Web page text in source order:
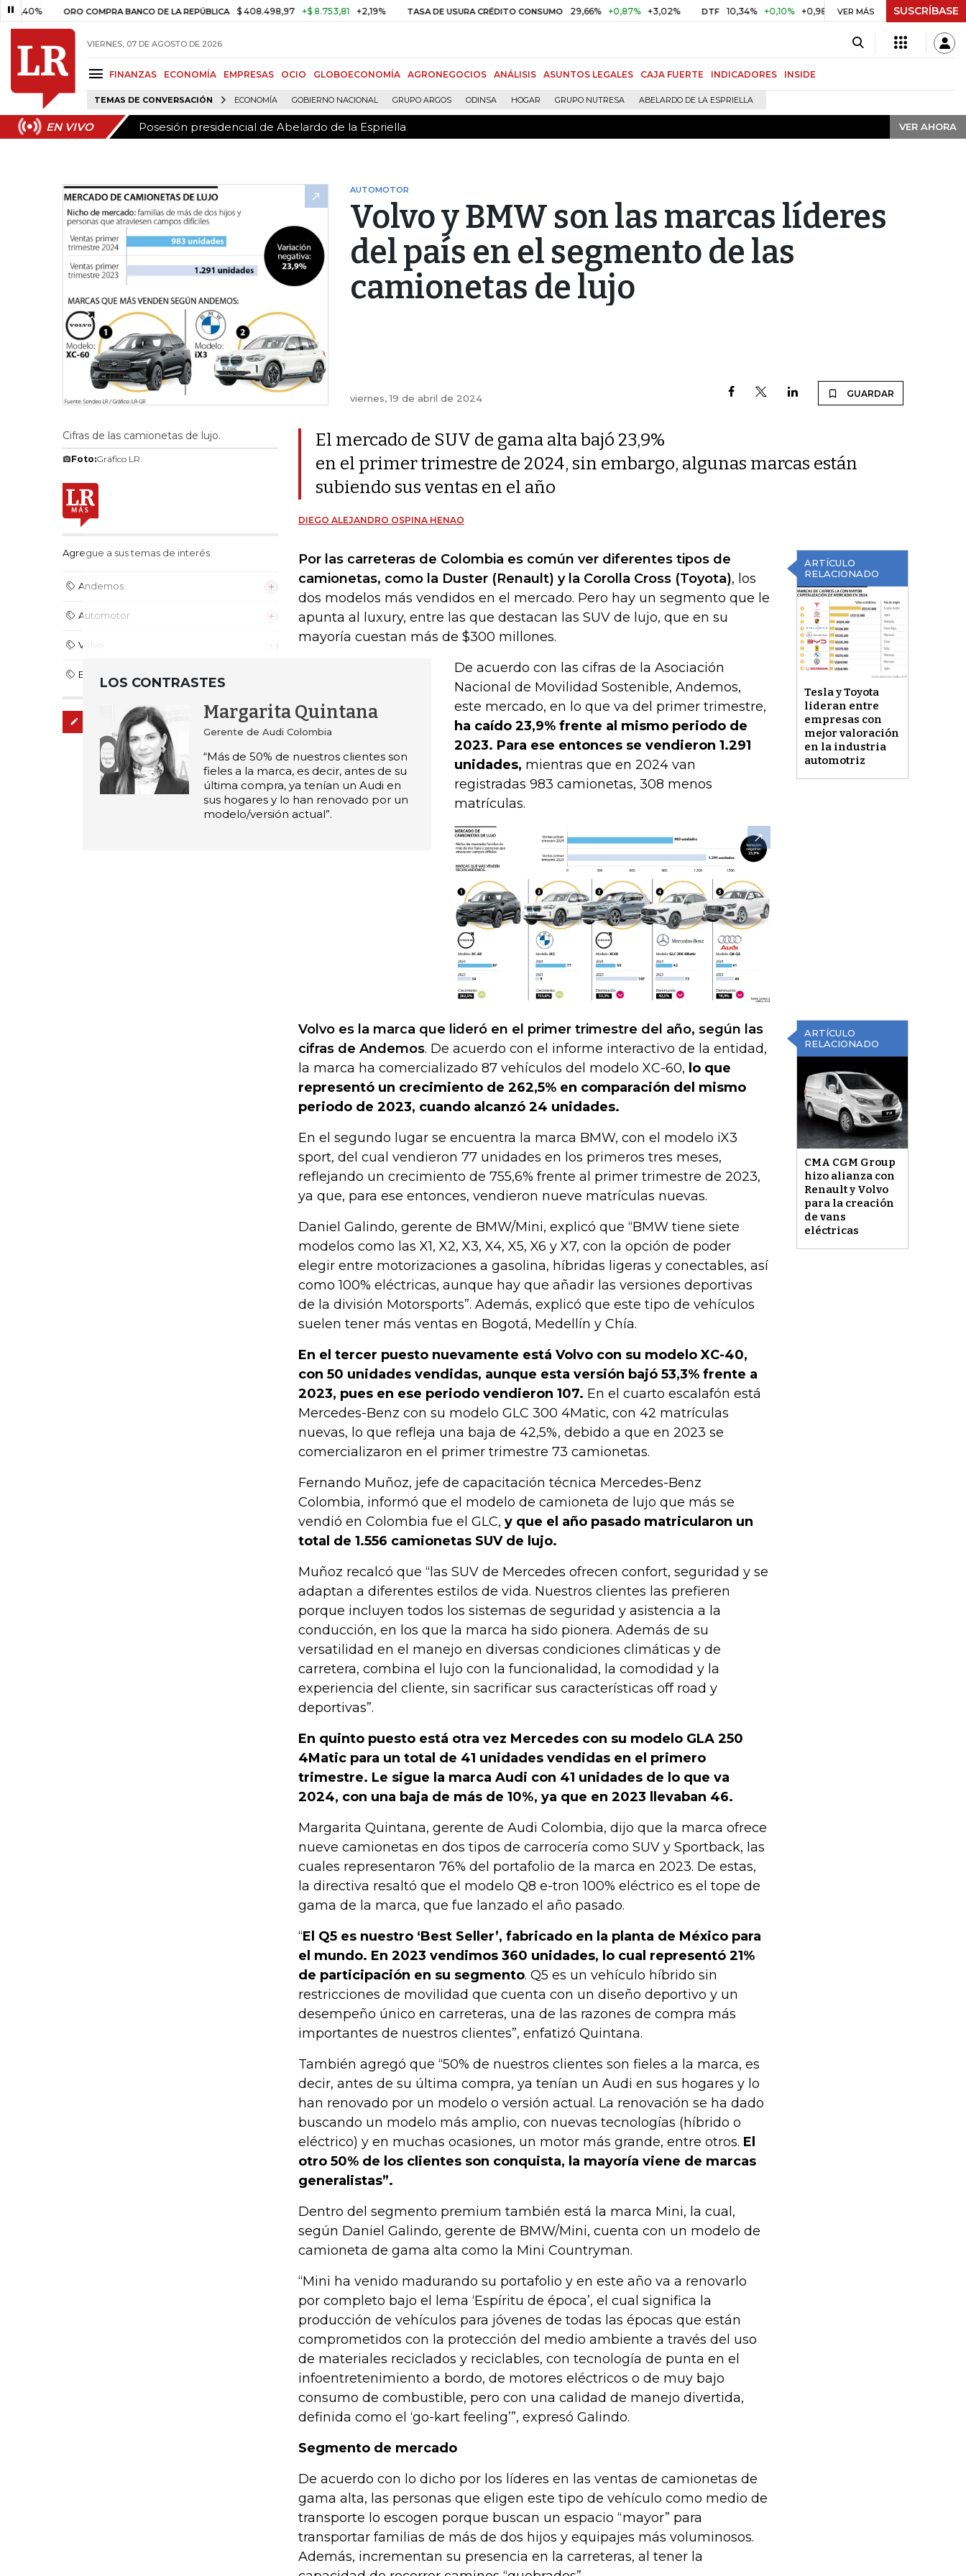
ORO COMPRA BANCO DE LA REPÚBLICA $ 408.498,97 +$ 8.753,81 +2,19% TASA DE USURA CRÉDITO CONSUMO 29,66% +0,87% +3,02% DTF 10,34% +0,10% +0,98% UVR $ 416,91 +$ 0,05 +0,01%
VER MÁS SUSCRÍBASE
VIERNES, 07 DE AGOSTO DE 2026
FINANZAS ECONOMÍA EMPRESAS OCIO GLOBOECONOMÍA AGRONEGOCIOS ANÁLISIS ASUNTOS LEGALES CAJA FUERTE INDICADORES INSIDE
TEMAS DE CONVERSACIÓN ECONOMÍA GOBIERNO NACIONAL GRUPO ARGOS ODINSA HOGAR GRUPO NUTRESA ABELARDO DE LA ESPRIELLA
EN VIVO Posesión presidencial de Abelardo de la Espriella VER AHORA
EN VIVO Posesión presidencial de Abelardo de la Espriella VER AHORA
AUTOMOTOR
Volvo y BMW son las marcas líderes
del país en el segmento de las
camionetas de lujo
viernes, 19 de abril de 2024 GUARDAR
Cifras de las camionetas de lujo.
Foto:Gráfico LR.
Agregue a sus temas de interés
Andemos
Automotor
Volvo
BMW
Administre sus temas
El mercado de SUV de gama alta bajó 23,9%
en el primer trimestre de 2024, sin embargo, algunas marcas están
subiendo sus ventas en el año
DIEGO ALEJANDRO OSPINA HENAO
ARTÍCULO
RELACIONADO
Tesla y Toyota
lideran entre
empresas con
mejor valoración
en la industria
automotriz
Por las carreteras de Colombia es común ver diferentes tipos de
camionetas, como la Duster (Renault) y la Corolla Cross (Toyota), los
dos modelos más vendidos en el mercado. Pero hay un segmento que le
apunta al luxury, entre las que destacan las SUV de lujo, que en su
mayoría cuestan más de $300 millones.
LOS CONTRASTES
Margarita Quintana
Gerente de Audi Colombia
“Más de 50% de nuestros clientes son
fieles a la marca, es decir, antes de su
última compra, ya tenían un Audi en
sus hogares y lo han renovado por un
modelo/versión actual”.
De acuerdo con las cifras de la Asociación
Nacional de Movilidad Sostenible, Andemos,
este mercado, en lo que va del primer trimestre,
ha caído 23,9% frente al mismo periodo de
2023. Para ese entonces se vendieron 1.291
unidades, mientras que en 2024 van
registradas 983 camionetas, 308 menos
matrículas.
ARTÍCULO
RELACIONADO
CMA CGM Group
hizo alianza con
Renault y Volvo
para la creación
de vans
eléctricas
Volvo es la marca que lideró en el primer trimestre del año, según las
cifras de Andemos. De acuerdo con el informe interactivo de la entidad,
la marca ha comercializado 87 vehículos del modelo XC-60, lo que
representó un crecimiento de 262,5% en comparación del mismo
periodo de 2023, cuando alcanzó 24 unidades.
En el segundo lugar se encuentra la marca BMW, con el modelo iX3
sport, del cual vendieron 77 unidades en los primeros tres meses,
reflejando un crecimiento de 755,6% frente al primer trimestre de 2023,
ya que, para ese entonces, vendieron nueve matrículas nuevas.
Daniel Galindo, gerente de BMW/Mini, explicó que “BMW tiene siete
modelos como las X1, X2, X3, X4, X5, X6 y X7, con la opción de poder
elegir entre motorizaciones a gasolina, híbridas ligeras y conectables, así
como 100% eléctricas, aunque hay que añadir las versiones deportivas
de la división Motorsports”. Además, explicó que este tipo de vehículos
suelen tener más ventas en Bogotá, Medellín y Chía.
En el tercer puesto nuevamente está Volvo con su modelo XC-40,
con 50 unidades vendidas, aunque esta versión bajó 53,3% frente a
2023, pues en ese periodo vendieron 107. En el cuarto escalafón está
Mercedes-Benz con su modelo GLC 300 4Matic, con 42 matrículas
nuevas, lo que refleja una baja de 42,5%, debido a que en 2023 se
comercializaron en el primer trimestre 73 camionetas.
Fernando Muñoz, jefe de capacitación técnica Mercedes-Benz
Colombia, informó que el modelo de camioneta de lujo que más se
vendió en Colombia fue el GLC, y que el año pasado matricularon un
total de 1.556 camionetas SUV de lujo.
Muñoz recalcó que “las SUV de Mercedes ofrecen confort, seguridad y se
adaptan a diferentes estilos de vida. Nuestros clientes las prefieren
porque incluyen todos los sistemas de seguridad y asistencia a la
conducción, en los que la marca ha sido pionera. Además de su
versatilidad en el manejo en diversas condiciones climáticas y de
carretera, combina el lujo con la funcionalidad, la comodidad y la
experiencia del cliente, sin sacrificar sus características off road y
deportivas”.
En quinto puesto está otra vez Mercedes con su modelo GLA 250
4Matic para un total de 41 unidades vendidas en el primero
trimestre. Le sigue la marca Audi con 41 unidades de lo que va
2024, con una baja de más de 10%, ya que en 2023 llevaban 46.
Margarita Quintana, gerente de Audi Colombia, dijo que la marca ofrece
nueve camionetas en dos tipos de carrocería como SUV y Sportback, las
cuales representaron 76% del portafolio de la marca en 2023. De estas,
la directiva resaltó que el modelo Q8 e-tron 100% eléctrico es el tope de
gama de la marca, que fue lanzado el año pasado.
“El Q5 es nuestro ‘Best Seller’, fabricado en la planta de México para
el mundo. En 2023 vendimos 360 unidades, lo cual representó 21%
de participación en su segmento. Q5 es un vehículo híbrido sin
restricciones de movilidad que cuenta con un diseño deportivo y un
desempeño único en carreteras, una de las razones de compra más
importantes de nuestros clientes”, enfatizó Quintana.
También agregó que “50% de nuestros clientes son fieles a la marca, es
decir, antes de su última compra, ya tenían un Audi en sus hogares y lo
han renovado por un modelo o versión actual. La renovación se ha dado
buscando un modelo más amplio, con nuevas tecnologías (híbrido o
eléctrico) y en muchas ocasiones, un motor más grande, entre otros. El
otro 50% de los clientes son conquista, la mayoría viene de marcas
generalistas”.
Dentro del segmento premium también está la marca Mini, la cual,
según Daniel Galindo, gerente de BMW/Mini, cuenta con un modelo de
camioneta de gama alta como la Mini Countryman.
“Mini ha venido madurando su portafolio y en este año va a renovarlo
por completo bajo el lema ‘Espíritu de época’, el cual significa la
producción de vehículos para jóvenes de todas las épocas que están
comprometidos con la protección del medio ambiente a través del uso
de materiales reciclados y reciclables, con tecnología de punta en el
infoentretenimiento a bordo, de motores eléctricos o de muy bajo
consumo de combustible, pero con una calidad de manejo divertida,
definida como el ‘go-kart feeling’”, expresó Galindo.
Segmento de mercado
De acuerdo con lo dicho por los líderes en las ventas de camionetas de
gama alta, las personas que eligen este tipo de vehículo como medio de
transporte lo escogen porque buscan un espacio “mayor” para
transportar familias de más de dos hijos y equipajes más voluminosos.
Además, incrementan su presencia en la carreteras, al tener la